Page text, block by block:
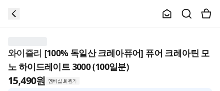
와이즐리 [100% 독일산 크레아퓨어] 퓨어 크레아틴 모
노 하이드레이트 3000 (100일분)
15,490원 멤버십 회원가